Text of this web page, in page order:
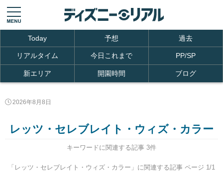
Today 予想 過去
リアルタイム 今日これまで PP/SP
新エリア 開園時間 ブログ
2026年8月8日
レッツ・セレブレイト・ウィズ・カラー
キーワードに関連する記事 3件
「レッツ・セレブレイト・ウィズ・カラー」に関連する記事 ページ 1/1